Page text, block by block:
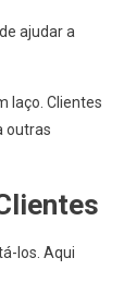
ajudar a
laço. Clientes
outras
los. Aqui